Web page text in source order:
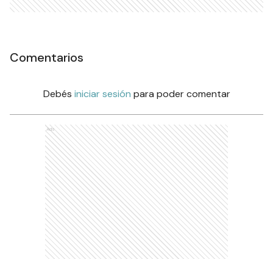
Comentarios
Debés iniciar sesión para poder comentar
Ads